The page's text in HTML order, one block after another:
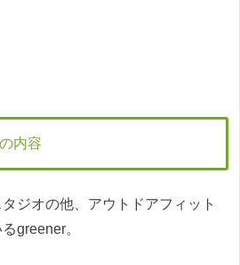
内容
ジオの他、アウトドアフィット
greener。